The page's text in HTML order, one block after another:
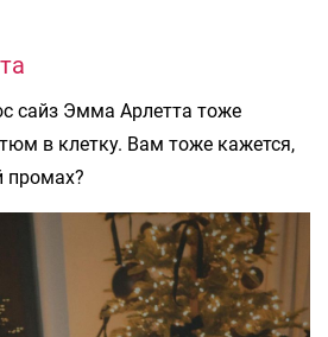
сайз Эмма Арлетта тоже
в клетку. Вам тоже кажется,
промах?